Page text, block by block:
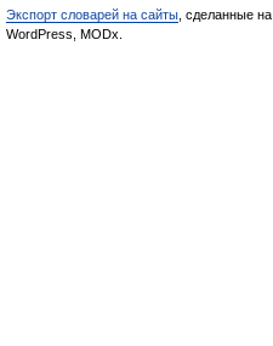
Экспорт словарей на сайты , сделанные на
WordPress, MODx.